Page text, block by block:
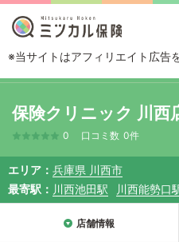
※当サイトはアフィリエイト広告
保険クリニック 川西
0 口コミ数 0件
エリア
兵庫県 川西市
最寄駅
川西池田駅 川西能勢口
店舗情報